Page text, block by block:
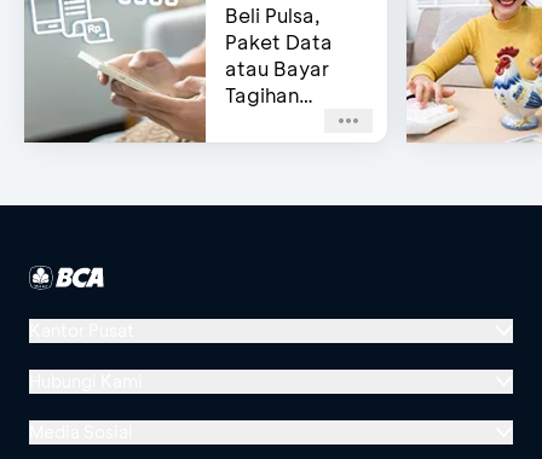
Beli Pulsa,
Paket Data
atau Bayar
Tagihan
Pascabayar?
Bisa di e-
Menara BCA, Grand Indonesia
Jl. MH Thamrin No. 1